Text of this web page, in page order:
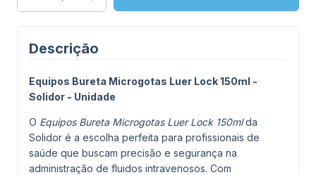
Descrição
Equipos Bureta Microgotas Luer Lock 150ml -
Solidor - Unidade
O Equipos Bureta Microgotas Luer Lock 150mlda
Solidor é a escolha perfeita para profissionais de
saúde que buscam precisão e segurança na
administração de fluidos intravenosos. Com